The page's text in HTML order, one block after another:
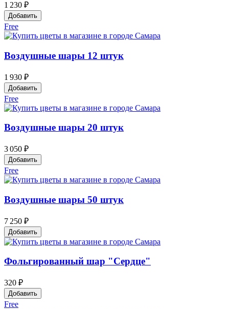
1 230 ₽
Добавить
Free
Воздушные шары 12 штук
1 930 ₽
Добавить
Free
Воздушные шары 20 штук
3 050 ₽
Добавить
Free
Воздушные шары 50 штук
7 250 ₽
Добавить
Фольгированный шар "Сердце"
320 ₽
Добавить
Free